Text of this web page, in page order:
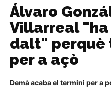
Álvaro
Villarreal
dalt" perquè
per a açò
Demà acaba el termini per a